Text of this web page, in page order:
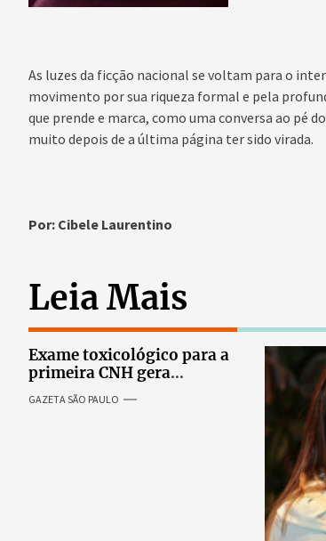
As luzes da ficção nacional se voltam para o
movimento por sua riqueza formal e pela
que prende e marca, como uma conversa ao pé
muito depois de a última página ter sido virada.
Por: Cibele Laurentino
Leia Mais
Exame toxicológico para a
primeira CNH gera
denúncias de cortes
excessivos de cabelo e
GAZETA SÃO PAULO